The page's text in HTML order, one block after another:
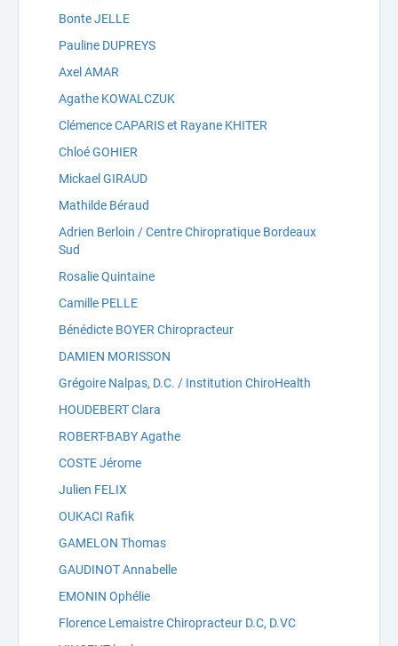
Bonte JELLE
Pauline DUPREYS
Axel AMAR
Agathe KOWALCZUK
Clémence CAPARIS et Rayane KHITER
Chloé GOHIER
Mickael GIRAUD
Mathilde Béraud
Adrien Berloin / Centre Chiropratique Bordeaux
Sud
Rosalie Quintaine
Camille PELLE
Bénédicte BOYER Chiropracteur
DAMIEN MORISSON
Grégoire Nalpas, D.C. / Institution ChiroHealth
HOUDEBERT Clara
ROBERT-BABY Agathe
COSTE Jérome
Julien FELIX
OUKACI Rafik
GAMELON Thomas
GAUDINOT Annabelle
EMONIN Ophélie
Florence Lemaistre Chiropracteur D.C, D.VC